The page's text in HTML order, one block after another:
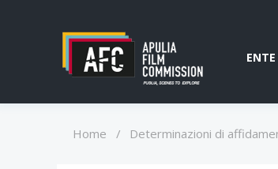
ENTE
Home / Determinazioni di